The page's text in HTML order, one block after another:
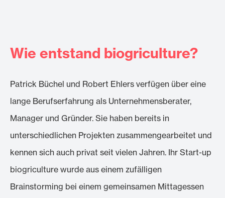
Wie entstand biogriculture?
Patrick Büchel und Robert Ehlers verfügen über eine
lange Berufserfahrung als Unternehmensberater,
Manager und Gründer. Sie haben bereits in
unterschiedlichen Projekten zusammengearbeitet und
kennen sich auch privat seit vielen Jahren. Ihr Start-up
biogriculture wurde aus einem zufälligen
Brainstorming bei einem gemeinsamen Mittagessen